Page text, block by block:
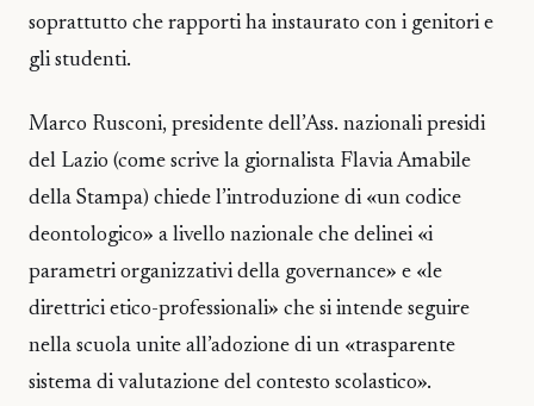
soprattutto che rapporti ha instaurato con i genitori e
gli studenti.
Marco Rusconi, presidente dell’Ass. nazionali presidi
del Lazio (come scrive la giornalista Flavia Amabile
della Stampa) chiede l’introduzione di «un codice
deontologico» a livello nazionale che delinei «i
parametri organizzativi della governance» e «le
direttrici etico-professionali» che si intende seguire
nella scuola unite all’adozione di un «trasparente
sistema di valutazione del contesto scolastico».